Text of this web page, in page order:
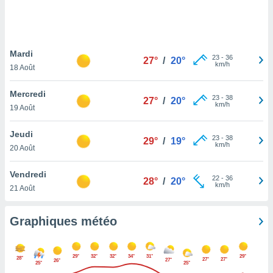
pas
de
à
cas,
que
sur le
ne
Mardi
18 Août
27° / 20° 23- 36
km/h
Mercredi
19 Août
27° / 20° 23- 38
km/h
Jeudi
20 Août
29° / 19° 23- 38
km/h
Vendredi
21 Août
28° / 20° 22- 36
km/h
Graphiques météo
28°
25°
26°
29° 32° 32° 34° 31°
27°
25°
27° 27°
29°